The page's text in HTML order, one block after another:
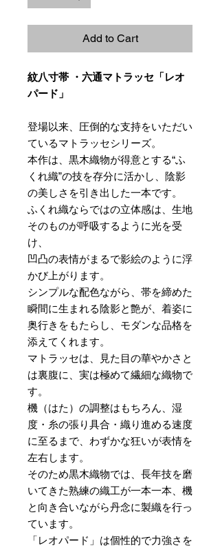
Add to Cart
紋八寸帯 ・六通マトラッセ「レオ
パード」
登場以来、圧倒的な支持をいただい
ているマトラッセシリーズ。
本作は、黒木織物が得意とする“ふ
くれ織”の技を存分に活かし、陰影
の美しさを引き出した一本です。
ふくれ織ならではの立体感は、生地
そのものが呼吸するように光を受
け、
凹凸の表情がまるで影絵のように浮
かび上がります。
シンプルな配色ながら、帯を締めた
瞬間に生まれる陰影と艶が、着姿に
奥行きをもたらし、モダンな品格を
添えてくれます。
マトラッセは、見た目の華やかさと
は裏腹に、実は極めて繊細な織物で
す。
機（はた）の調整はもちろん、湿
度・糸の張り具合・織り進める速度
に至るまで、わずかな狂いが表情を
左右します。
そのため黒木織物では、長年技を磨
いてきた熟練の織工が一本一本、機
と向き合いながら丹念に製織を行っ
ています。
「レオパード」は個性的で力強さを